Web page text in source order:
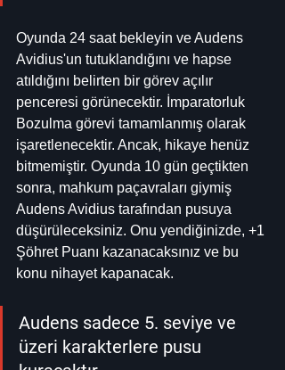
Oyunda 24 saat bekleyin ve Audens
Avidius'un tutuklandığını ve hapse
atıldığını belirten bir görev açılır
penceresi görünecektir. İmparatorluk
Bozulma görevi tamamlanmış olarak
işaretlenecektir. Ancak, hikaye henüz
bitmemiştir. Oyunda 10 gün geçtikten
sonra, mahkum paçavraları giymiş
Audens Avidius tarafından pusuya
düşürüleceksiniz. Onu yendiğinizde, +1
Şöhret Puanı kazanacaksınız ve bu
konu nihayet kapanacak.
Audens sadece 5. seviye ve
üzeri karakterlere pusu